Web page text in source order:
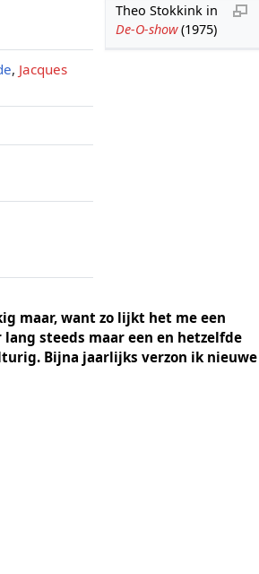
Theo Stokkink in
De-O-show(1975)
, Jacques
maar, want zo lijkt het me een
steeds maar een en hetzelfde
Bijna jaarlijks verzon ik nieuwe